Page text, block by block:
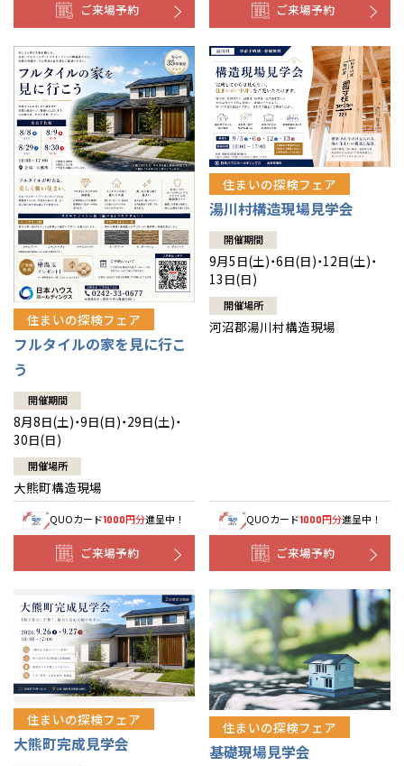
ご来場予約 ご来場予約
住まいの探検フェア
フルタイルの家を見に行こ
う
開催期間
8月8日(土)・9日(日)・29日(土)・
30日(日)
開催場所
大熊町構造現場
QUOカード1000円分進呈中！
ご来場予約
住まいの探検フェア
湯川村構造現場見学会
開催期間
9月5日(土)・6日(日)・12日(土)・
13日(日)
開催場所
河沼郡湯川村構造現場
QUOカード1000円分進呈中！
ご来場予約
住まいの探検フェア
大熊町完成見学会
住まいの探検フェア
基礎現場見学会